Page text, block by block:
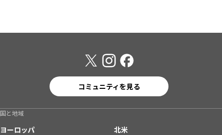
コミュニティを見る
国と地域
ヨーロッパ
北米